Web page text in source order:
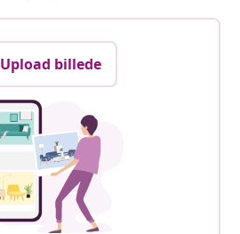
Upload billede